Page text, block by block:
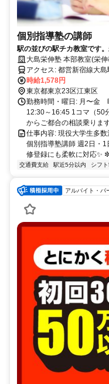
個別指導塾の講師
駅の並びの駅チカ教室です
大島栄伸塾 本部教室(栄
アクセス: 都営新宿線大島駅A6出口の並び・3軒となりです。 ＪＲ総
武線亀戸駅からは東陽町
時給1,578円
東京都東京23区江東区
勤務時間・曜日: 月〜金
12:30～16:45 1コマ（50
からご都合の相談乗りま
仕事内容: 現役大学生多
個別指導塾講師 週2日・
修登録にも柔軟に対応
交通費支給 駅近5分以内 シフト
アルバイト・パ